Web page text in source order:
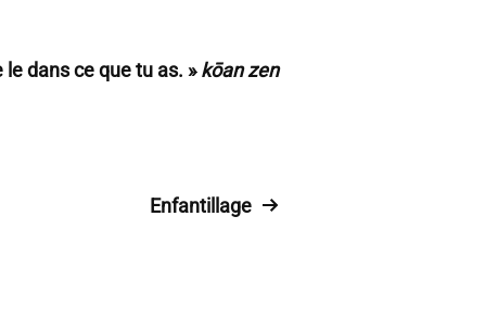
dans ce que tu as. »kōanzen
Enfantillage